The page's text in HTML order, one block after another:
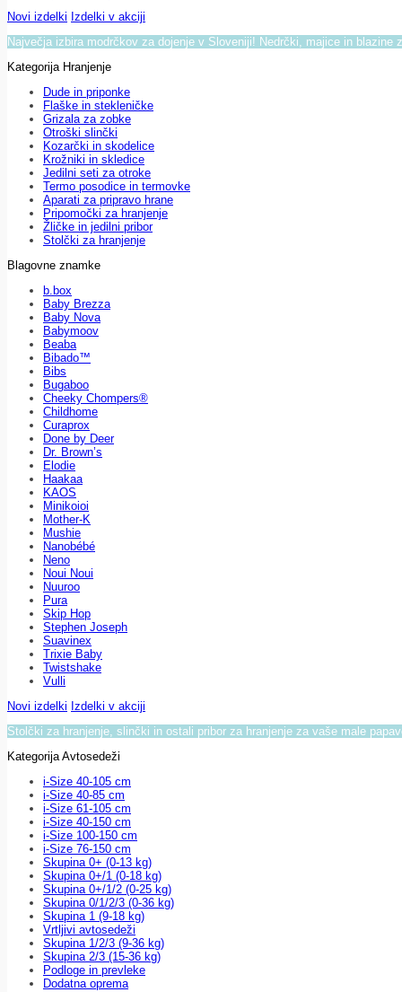
Novi izdelki Izdelki v akciji
Največja izbira modrčkov za dojenje v Sloveniji! Nedrčki, majice in blazine
Kategorija Hranjenje
Dude in priponke
Flaške in stekleničke
Grizala za zobke
Otroški slinčki
Kozarčki in skodelice
Krožniki in skledice
Jedilni seti za otroke
Termo posodice in termovke
Aparati za pripravo hrane
Pripomočki za hranjenje
Žličke in jedilni pribor
Stolčki za hranjenje
Blagovne znamke
b.box
Baby Brezza
Baby Nova
Babymoov
Beaba
Bibado™
Bibs
Bugaboo
Cheeky Chompers®
Childhome
Curaprox
Done by Deer
Dr. Brown’s
Elodie
Haakaa
KAOS
Minikoioi
Mother-K
Mushie
Nanobébé
Neno
Noui Noui
Nuuroo
Pura
Skip Hop
Stephen Joseph
Suavinex
Trixie Baby
Twistshake
Vulli
Novi izdelki Izdelki v akciji
Stolčki za hranjenje, slinčki in ostali pribor za hranjenje za vaše male
Kategorija Avtosedeži
i-Size 40-105 cm
i-Size 40-85 cm
i-Size 61-105 cm
i-Size 40-150 cm
i-Size 100-150 cm
i-Size 76-150 cm
Skupina 0+ (0-13 kg)
Skupina 0+/1 (0-18 kg)
Skupina 0+/1/2 (0-25 kg)
Skupina 0/1/2/3 (0-36 kg)
Skupina 1 (9-18 kg)
Vrtljivi avtosedeži
Skupina 1/2/3 (9-36 kg)
Skupina 2/3 (15-36 kg)
Podloge in prevleke
Dodatna oprema